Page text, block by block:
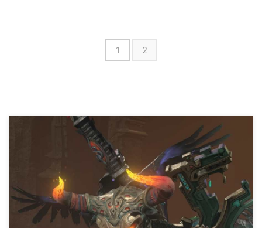
す。おかげで全く人馴れしており
ません、叉市のみに馴れている感
じ。最近彼女が家に来てくれてい
視界に全員います(くっつくので
冬温かく、夏も温かく状態)、部
日々まったりと好きなゲームで
遊んでいる。 そんなことをつら
つらと書きなぐっているブログで
1 2